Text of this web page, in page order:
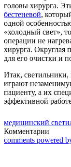
головы хирурга.
бестеневой,
одной
«холодный свет»,
операции не
хирурга. Округлая
для его очистки и
Итак, светильники,
играют
пациенту, а их
эффективной
медицинский
Комментарии
comments powered